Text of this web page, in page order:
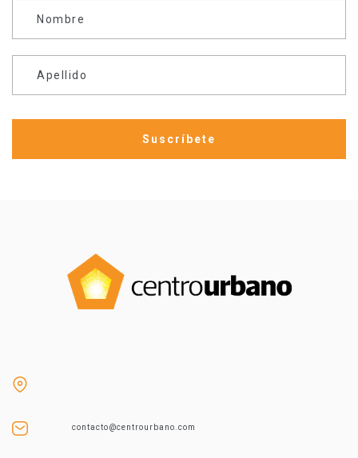
Nombre
Apellido
contacto@centrourbano.com